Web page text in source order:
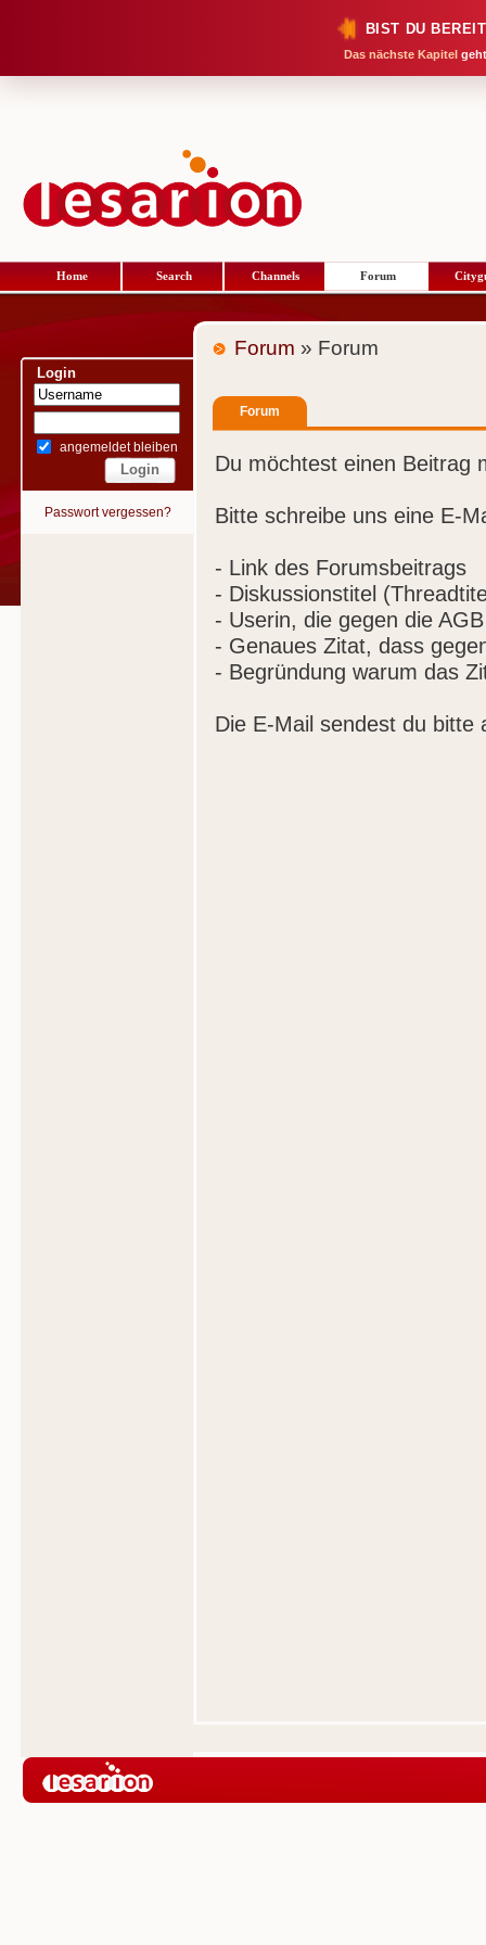
BIST DU
Das nächste Kapitel
Home Search Channels Forum
Login
angemeldet bleiben
Passwort vergessen?
Forum » Forum
Forum
Du möchtest einen Beitrag
Bitte schreibe uns eine E-
- Link des Forumsbeitrags
- Diskussionstitel
- Userin, die gegen die
- Genaues Zitat, dass
- Begründung warum das
Die E-Mail sendest du bitte